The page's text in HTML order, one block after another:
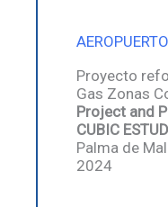
Proyecto
Gas Zonas
Project and
CUBIC
Palma de
2024